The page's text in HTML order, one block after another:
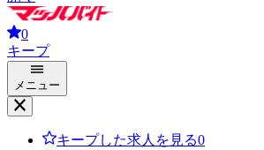
0
キープ
メニュー
キープした求人を見る0